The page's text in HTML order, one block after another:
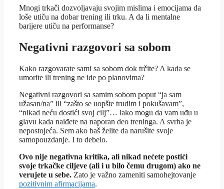
Mnogi trkači dozvoljavaju svojim mislima i emocijama da
loše utiču na dobar trening ili trku. A da li mentalne
barijere utiču na performanse?
Negativni razgovori sa sobom
Kako razgovarate sami sa sobom dok trčite? A kada se
umorite ili trening ne ide po planovima?
Negativni razgovori sa samim sobom poput “ja sam
užasan/na” ili “zašto se uopšte trudim i pokušavam”,
“nikad neću dostići svoj cilj”… lako mogu da vam uđu u
glavu kada naiđete na naporan deo treninga. A svrha je
nepostojeća. Sem ako baš želite da narušite svoje
samopouzdanje. I to debelo.
Ovo nije negativna kritika, ali nikad nećete postići
svoje trkačke ciljeve (ali i u bilo čemu drugom) ako ne
verujete u sebe. Zato je važno zameniti samohejtovanje
pozitivnim afirmacijama.